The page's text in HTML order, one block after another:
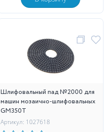
Шлифовальный пад №2000 для
машин мозаично-шлифовальных
GM350T
Артикул: 1027618